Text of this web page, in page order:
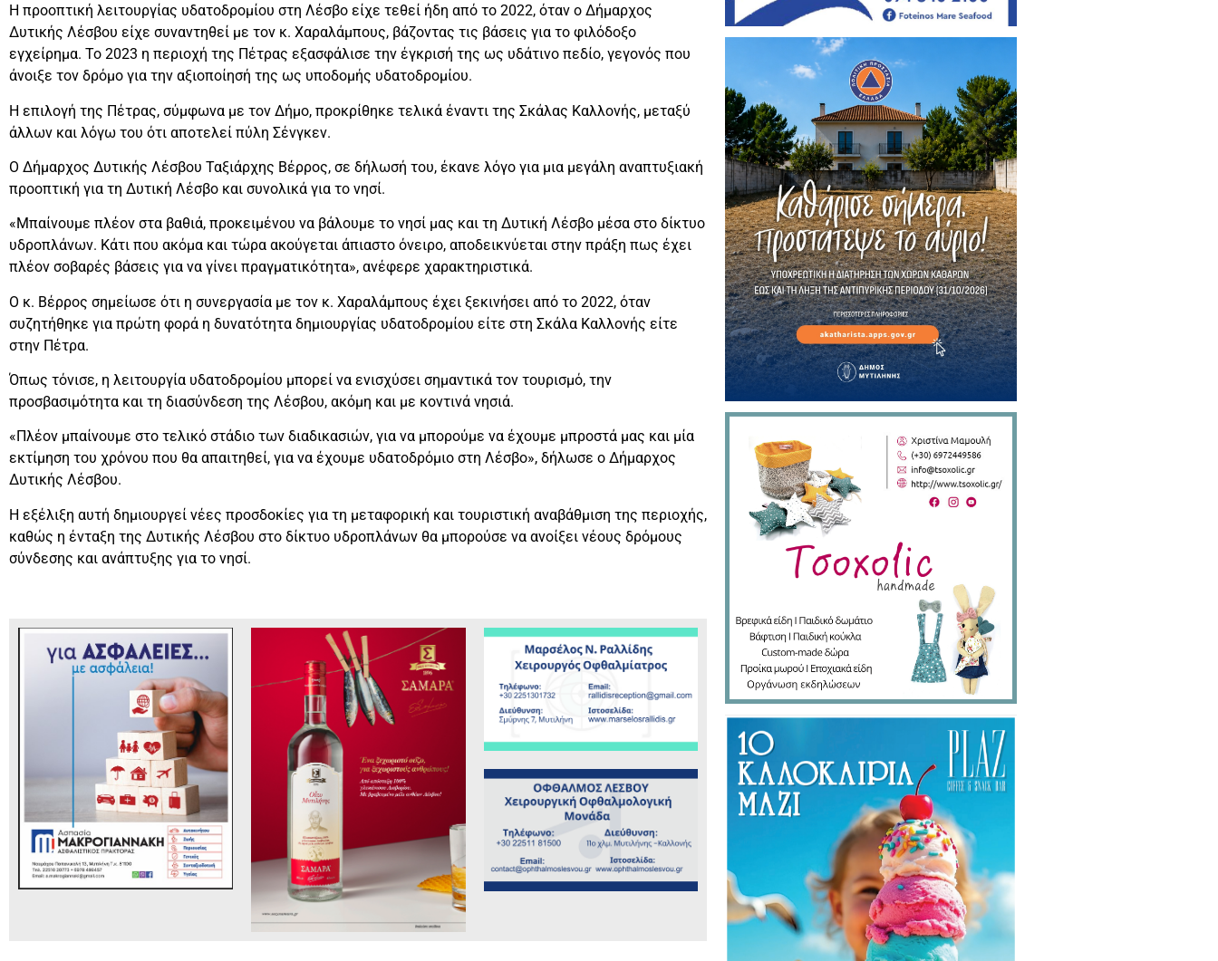
Η προοπτική λειτουργίας υδατοδρομίου στη Λέσβο είχε τεθεί ήδη από το 2022, όταν ο Δήμαρχος
Δυτικής Λέσβου είχε συναντηθεί με τον κ. Χαραλάμπους, βάζοντας τις βάσεις για το φιλόδοξο
εγχείρημα. Το 2023 η περιοχή της Πέτρας εξασφάλισε την έγκρισή της ως υδάτινο πεδίο, γεγονός που
άνοιξε τον δρόμο για την αξιοποίησή της ως υποδομής υδατοδρομίου.
Η επιλογή της Πέτρας, σύμφωνα με τον Δήμο, προκρίθηκε τελικά έναντι της Σκάλας Καλλονής, μεταξύ
άλλων και λόγω του ότι αποτελεί πύλη Σένγκεν.
Ο Δήμαρχος Δυτικής Λέσβου Ταξιάρχης Βέρρος, σε δήλωσή του, έκανε λόγο για μια μεγάλη αναπτυξιακή
προοπτική για τη Δυτική Λέσβο και συνολικά για το νησί.
«Μπαίνουμε πλέον στα βαθιά, προκειμένου να βάλουμε το νησί μας και τη Δυτική Λέσβο μέσα στο δίκτυο
υδροπλάνων. Κάτι που ακόμα και τώρα ακούγεται άπιαστο όνειρο, αποδεικνύεται στην πράξη πως έχει
πλέον σοβαρές βάσεις για να γίνει πραγματικότητα», ανέφερε χαρακτηριστικά.
Ο κ. Βέρρος σημείωσε ότι η συνεργασία με τον κ. Χαραλάμπους έχει ξεκινήσει από το 2022, όταν
συζητήθηκε για πρώτη φορά η δυνατότητα δημιουργίας υδατοδρομίου είτε στη Σκάλα Καλλονής είτε
στην Πέτρα.
Όπως τόνισε, η λειτουργία υδατοδρομίου μπορεί να ενισχύσει σημαντικά τον τουρισμό, την
προσβασιμότητα και τη διασύνδεση της Λέσβου, ακόμη και με κοντινά νησιά.
«Πλέον μπαίνουμε στο τελικό στάδιο των διαδικασιών, για να μπορούμε να έχουμε μπροστά μας και μία
εκτίμηση του χρόνου που θα απαιτηθεί, για να έχουμε υδατοδρόμιο στη Λέσβο», δήλωσε ο Δήμαρχος
Δυτικής Λέσβου.
Η εξέλιξη αυτή δημιουργεί νέες προσδοκίες για τη μεταφορική και τουριστική αναβάθμιση της περιοχής,
καθώς η ένταξη της Δυτικής Λέσβου στο δίκτυο υδροπλάνων θα μπορούσε να ανοίξει νέους δρόμους
σύνδεσης και ανάπτυξης για το νησί.